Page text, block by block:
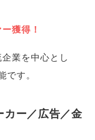
獲得！
業を中心とし
です。
カー／広告／金